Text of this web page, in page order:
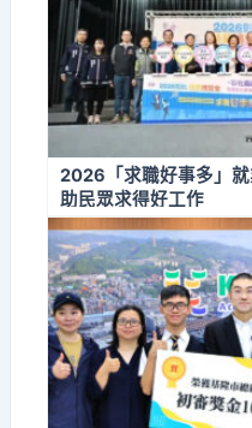
2026「求職好事多」
助民眾求得好工作